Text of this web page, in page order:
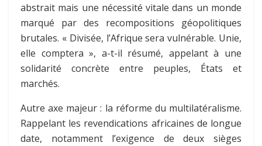
abstrait mais une nécessité vitale dans un monde
marqué par des recompositions géopolitiques
brutales. « Divisée, l’Afrique sera vulnérable. Unie,
elle comptera », a-t-il résumé, appelant à une
solidarité concrète entre peuples, États et
marchés.
Autre axe majeur : la réforme du multilatéralisme.
Rappelant les revendications africaines de longue
date, notamment l’exigence de deux sièges